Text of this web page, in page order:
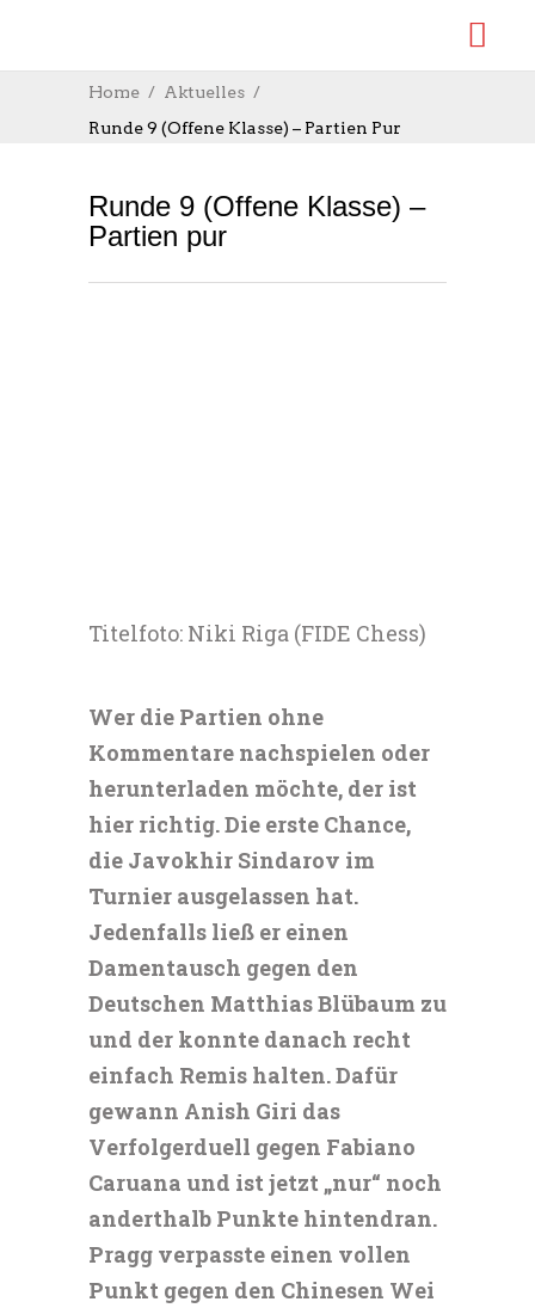
Home
Aktuelles
Runde 9 (Offene Klasse) – Partien Pur
Runde 9 (Offene Klasse) –
Partien pur
Titelfoto: Niki Riga (FIDE Chess)
Wer die Partien ohne
Kommentare nachspielen oder
herunterladen möchte, der ist
hier richtig. Die erste Chance,
die Javokhir Sindarov im
Turnier ausgelassen hat.
Jedenfalls ließ er einen
Damentausch gegen den
Deutschen Matthias Blübaum zu
und der konnte danach recht
einfach Remis halten. Dafür
gewann Anish Giri das
Verfolgerduell gegen Fabiano
Caruana und ist jetzt „nur“ noch
anderthalb Punkte hintendran.
Pragg verpasste einen vollen
Punkt gegen den Chinesen Wei